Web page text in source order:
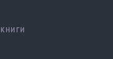
КНИГИ